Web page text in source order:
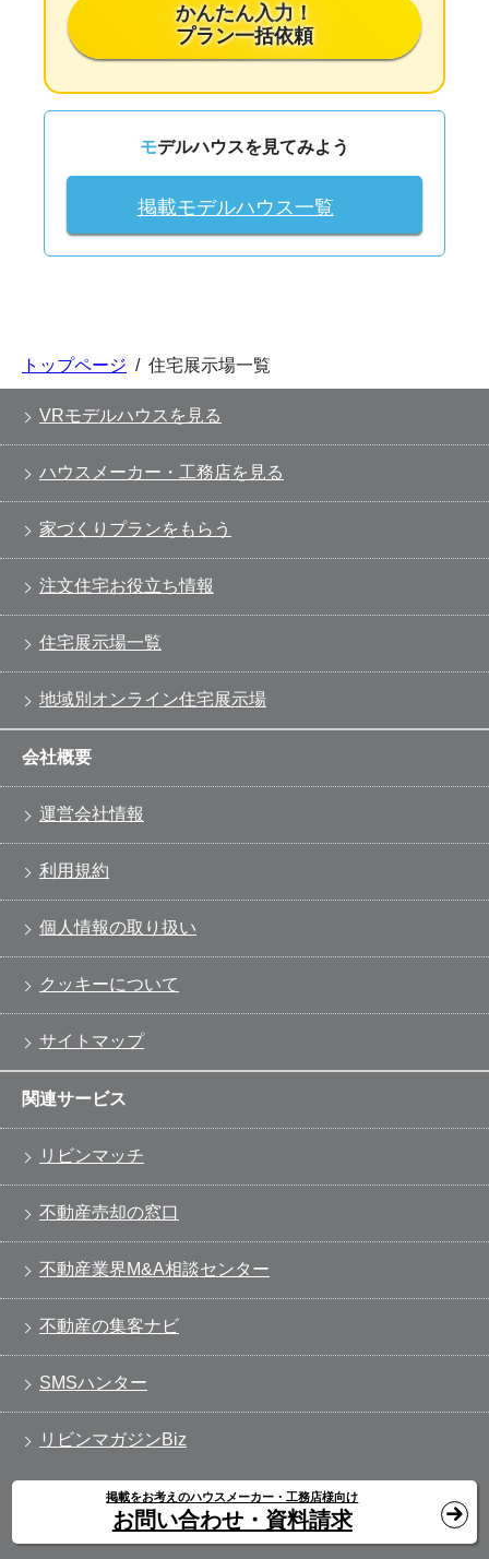
かんたん入力！
プラン一括依頼
モデルハウスを見てみよう
掲載モデルハウス一覧
トップページ / 住宅展示場一覧
VRモデルハウスを見る
ハウスメーカー・工務店を見る
家づくりプランをもらう
注文住宅お役立ち情報
住宅展示場一覧
地域別オンライン住宅展示場
会社概要
運営会社情報
利用規約
個人情報の取り扱い
クッキーについて
サイトマップ
関連サービス
リビンマッチ
不動産売却の窓口
不動産業界M&A相談センター
不動産の集客ナビ
SMSハンター
リビンマガジンBiz
掲載をお考えのハウスメーカー・工務店様向け
お問い合わせ・資料請求